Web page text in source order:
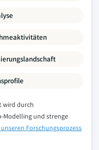
wird durch
Modelling und strenge
Forschungsprozess